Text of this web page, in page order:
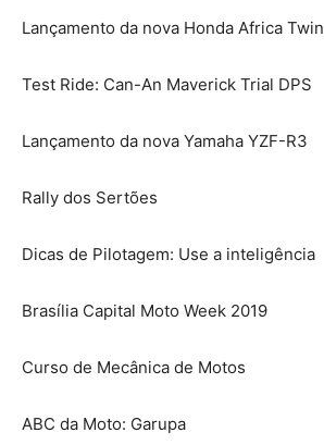
Lançamento da nova Honda Africa Twin
Test Ride: Can-An Maverick Trial DPS
Lançamento da nova Yamaha YZF-R3
Rally dos Sertões
Dicas de Pilotagem: Use a inteligência
Brasília Capital Moto Week 2019
Curso de Mecânica de Motos
ABC da Moto: Garupa